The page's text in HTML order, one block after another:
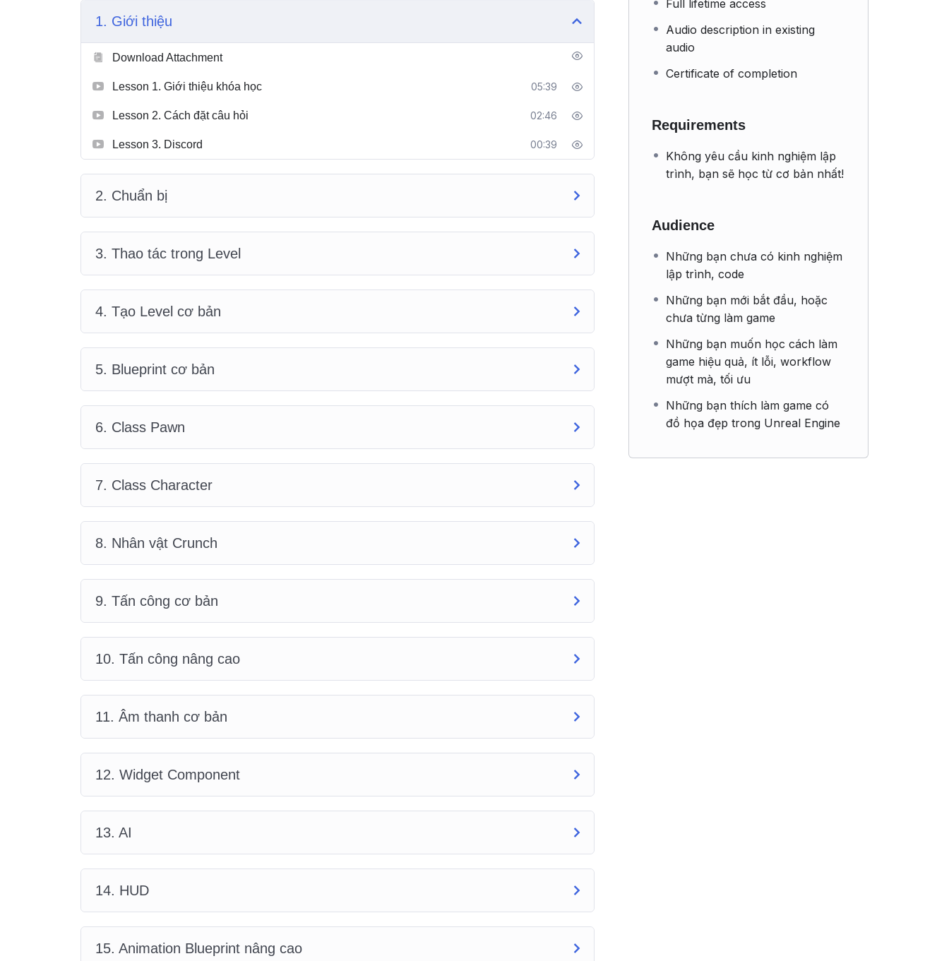
1. Giới thiệu
Download Attachment
Lesson 1. Giới thiệu khóa học 05:39
Lesson 2. Cách đặt câu hỏi 02:46
Lesson 3. Discord 00:39
2. Chuẩn bị
3. Thao tác trong Level
4. Tạo Level cơ bản
5. Blueprint cơ bản
6. Class Pawn
7. Class Character
8. Nhân vật Crunch
9. Tấn công cơ bản
10. Tấn công nâng cao
11. Âm thanh cơ bản
12. Widget Component
13. AI
14. HUD
15. Animation Blueprint nâng cao
Full lifetime access
Audio description in existing
audio
Certificate of completion
Requirements
Không yêu cầu kinh nghiệm lập
trình, bạn sẽ học từ cơ bản nhất!
Audience
Những bạn chưa có kinh nghiệm
lập trình, code
Những bạn mới bắt đầu, hoặc
chưa từng làm game
Những bạn muốn học cách làm
game hiệu quả, ít lỗi, workflow
mượt mà, tối ưu
Những bạn thích làm game có
đồ họa đẹp trong Unreal Engine